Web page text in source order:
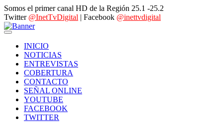
Somos el primer canal HD de la Región 25.1 -25.2
Twitter @InetTvDigital | Facebook @inettvdigital
INICIO
NOTICIAS
ENTREVISTAS
COBERTURA
CONTACTO
SEÑAL ONLINE
YOUTUBE
FACEBOOK
TWITTER